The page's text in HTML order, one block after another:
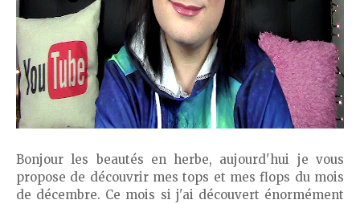
Bonjour les beautés en herbe, aujourd'hui je vous
propose de découvrir mes tops et mes flops du mois
de décembre. Ce mois si j'ai découvert énormément